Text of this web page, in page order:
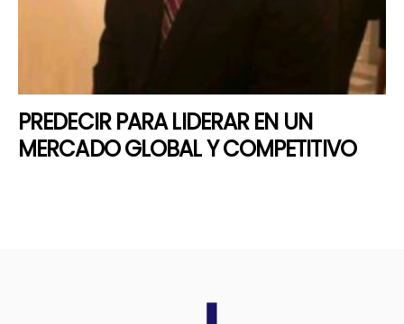
PREDECIR PARA LIDERAR EN UN
MERCADO GLOBAL Y COMPETITIVO